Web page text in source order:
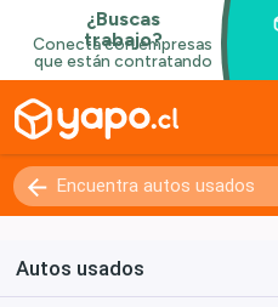
Autos usados